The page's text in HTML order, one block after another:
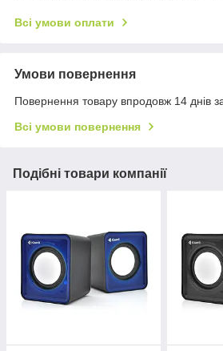
Всі умови оплати
Умови повернення
Повернення товару впродовж 14 днів
Всі умови повернення
Подібні товари компанії